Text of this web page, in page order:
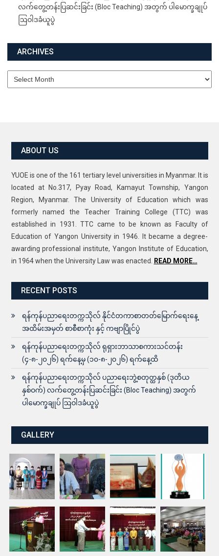
လက်တွေ့တန်းပြဆင်းခြင်း (Bloc Teaching) အတွက် ပါမောက္ခချုပ်
ဩဝါဒခံယူပွဲ
ARCHIVES
Archives
ABOUT US
YUOE is one of the 161 tertiary level universities in Myanmar. It is
located at No.317, Pyay Road, Kamayut Township, Yangon
Region, Myanmar. The University of Education which was
formerly named the Teacher Training College (TTC) was
established in 1931. TTC came to be known as Faculty of
Education of Yangon University in 1946. It became a degree-
awarding professional institute, Yangon Institute of Education,
in 1964 when the University Law was enacted.
READ MORE…
RECENT POSTS
ရန်ကုန်ပညာရေးတက္ကသိုလ် နိုင်ငံတကာစာတတ်မြောက်ရေးနေ့
အထိမ်းအမှတ် စာစီစာကုံး နှင့် ကဗျာပြိုင်ပွဲ
ရန်ကုန်ပညာရေးတက္ကသိုလ် ရုရှားဘာသာစကားသင်တန်း
(၄-၈-၂၀၂၆) ရက်နေ့မှ (၁၀-၈-၂၀၂၆) ရက်နေ့ထိ
ရန်ကုန်ပညာရေးတက္ကသိုလ် ပညာရေးဘွဲ့စတုတ္ထနှစ် (ဒုတိယ
နှစ်ဝက်) လက်တွေ့တန်းပြဆင်းခြင်း (Bloc Teaching) အတွက်
ပါမောက္ခချုပ် ဩဝါဒခံယူပွဲ
GALLERY